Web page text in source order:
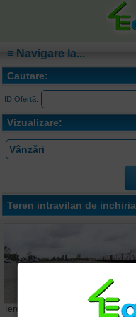
Cautare:
ID Ofertă:
Vizualizare:
Teren intravilan de
Teren intravilan de inchiriat,Brazi,